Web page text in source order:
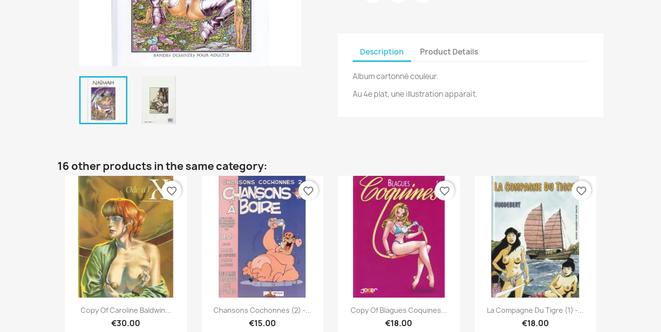
Description Product Details
Album cartonné couleur.
Au 4e plat, une illustration apparait.
16 other products in the same category:
Quick view
Copy Of Caroline Baldwin...
€30.00
favorite_border
Quick view
Chansons Cochonnes (2) -...
€15.00
favorite_border
Quick view
Copy Of Blagues Coquines...
€18.00
favorite_border
Quick view
La Compagne Du Tigre (1) -...
€18.00
favorite_border